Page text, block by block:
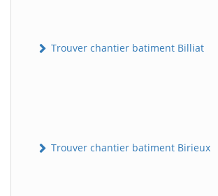
Trouver chantier batiment Billiat
Trouver chantier batiment Birieux